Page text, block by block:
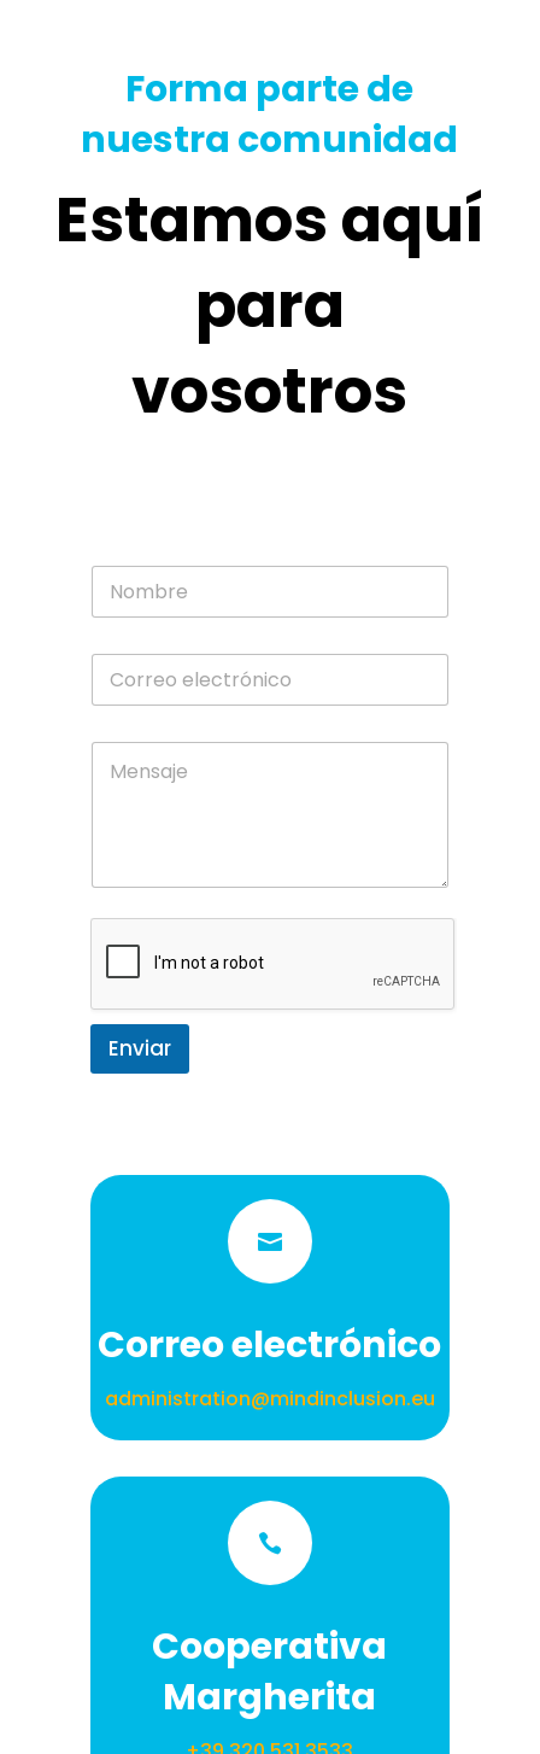
Forma parte de
nuestra comunidad
Estamos aquí
para
vosotros
Enviar

Correo electrónico
administration@mindinclusion.eu

Cooperativa
Margherita